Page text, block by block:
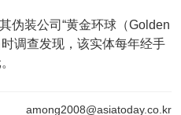
伪装公司“黄金环球（Golden
调查发现，该实体每年经手
among2008@asiatoday.co.kr